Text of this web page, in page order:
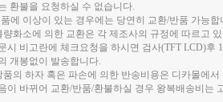
환불을 요청하실 수 없습니다.
에 이상이 있는 경우에는 당연히 교환/반품 가능합
량화소에 의한 교환은 각 제조사의 규정에 따르고
시 비고란에 체크요청을 하시면 검사(TFT LCD)후
개봉없이 발송합니다.
품의 하자 혹은 파손에 의한 반송비용은 디카몰에서
이 바뀌어 교환/반품/환불하실 경우 왕복배송비는